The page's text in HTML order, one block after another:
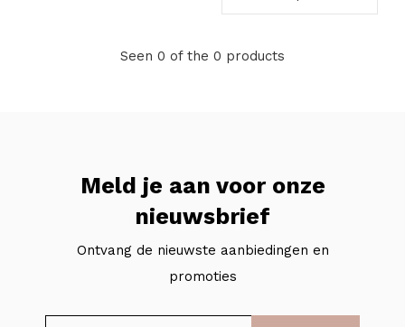
Seen 0 of the 0 products
Meld je aan voor onze
nieuwsbrief
Ontvang de nieuwste aanbiedingen en
promoties